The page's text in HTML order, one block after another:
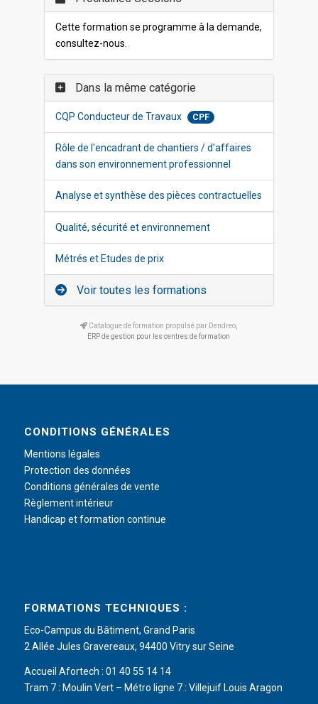
Cette formation se programme à la demande,
consultez-nous.
Dans la même catégorie
CQP Conducteur de Travaux CPF
Rôle de l'encadrant de chantiers / d'affaires
dans son environnement professionnel
Analyse et synthèse des pièces contractuelles
Qualité, sécurité et environnement
Métrés et Etudes de prix
Voir toutes les formations
Catalogue de formation propulsé par Dendreo,
ERP de gestion pour les centres de formation
CONDITIONS GÉNÉRALES
Mentions légales
Protection des données
Conditions générales de vente
Règlement intérieur
Handicap et formation continue
FORMATIONS TECHNIQUES :
Eco-Campus du Bâtiment, Grand Paris
2 Allée Jules Gravereaux, 94400 Vitry sur Seine
Accueil Afortech : 01 40 55 14 14
Tram 7 : Moulin Vert – Métro ligne 7 : Villejuif Louis Aragon